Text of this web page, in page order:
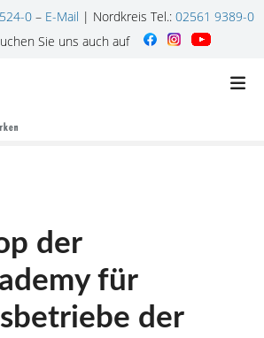
0 – E-Mail | Nordkreis Tel.: 02561 9389-0
Sie uns auch auf
der
für
der